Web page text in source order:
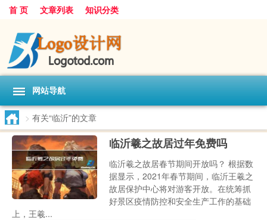
首 页 文章列表 知识分类
网站导航
> 有关“临沂”的文章
临沂羲之故居过年免费吗
临沂羲之故居春节期间开放吗？ 根据数
据显示，2021年春节期间，临沂王羲之
故居保护中心将对游客开放。在统筹抓
好景区疫情防控和安全生产工作的基础
上，王羲...